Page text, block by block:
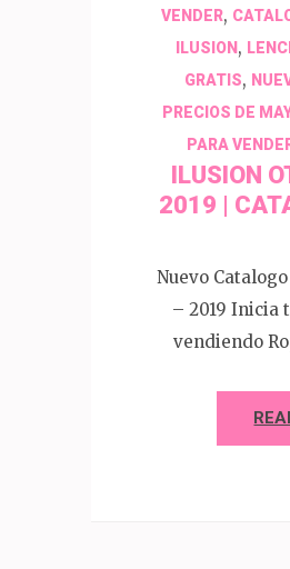
VENDER,
ILUSION ,
GRATIS,
PRECIOS DE
PARA
ILUSION
2019 |
Nuevo
– 2019 Inicia
vendiendo